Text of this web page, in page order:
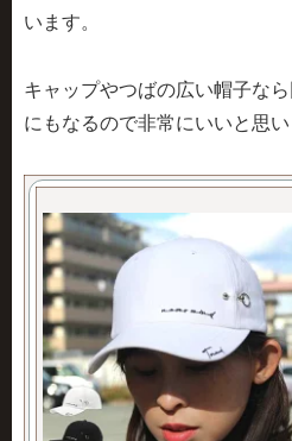
います。
キャップやつばの広い帽子な
にもなるので非常にいいと思い